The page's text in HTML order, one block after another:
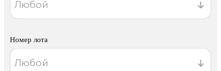
Номер лота